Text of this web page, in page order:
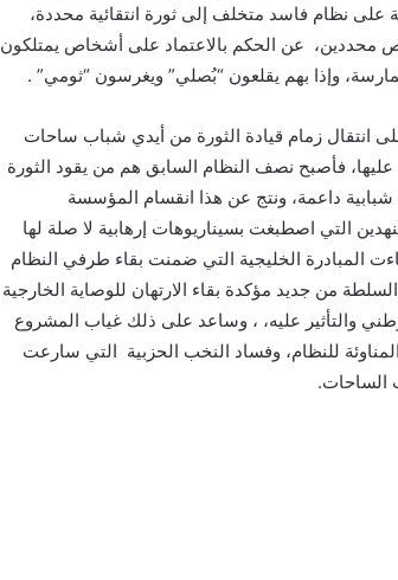
على نظام فاسد متخلف إلى ثورة انتقائية محددة،
عن الحكم بالاعتماد على أشخاص يمتلكون
وإذا بهم يقلعون “بُصلي” ويغرسون “ثومي” .
انتقال زمام قيادة الثورة من أيدي شباب ساحات
عليها، فأصبح نصف النظام السابق هم من يقود الثورة
داعمة، ونتج عن هذا انقسام المؤسسة
التي اصطبغت بسيناريوهات إرهابية لا صلة لها
جاءت المبادرة الخليجية التي ضمنت بقاء طرفي النظام
من جديد مؤكدة بقاء الارتهان للوصاية الخارجية
والتأثير عليه، ، وساعد على ذلك غياب المشروع
للنظام، وفساد النخب الحزبية التي سارعت
الساحات.